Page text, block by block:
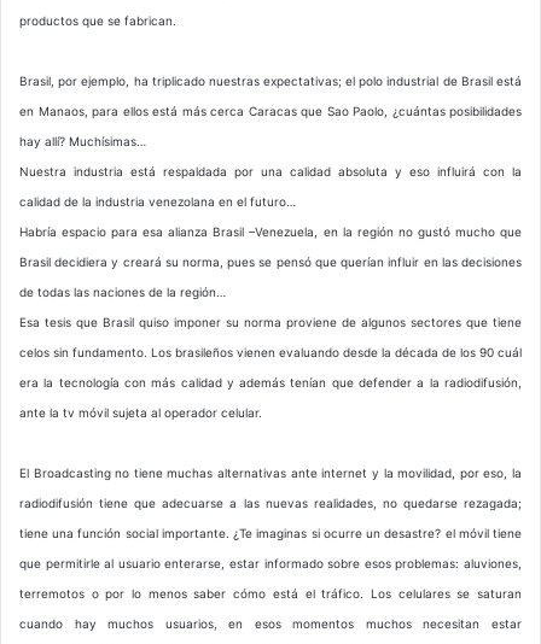
productos que se fabrican.
Brasil, por ejemplo, ha triplicado nuestras expectativas; el polo industrial de Brasil está
en Manaos, para ellos está más cerca Caracas que Sao Paolo, ¿cuántas posibilidades
hay allí? Muchísimas…
Nuestra industria está respaldada por una calidad absoluta y eso influirá con la
calidad de la industria venezolana en el futuro…
Habría espacio para esa alianza Brasil –Venezuela, en la región no gustó mucho que
Brasil decidiera y creará su norma, pues se pensó que querían influir en las decisiones
de todas las naciones de la región…
Esa tesis que Brasil quiso imponer su norma proviene de algunos sectores que tiene
celos sin fundamento. Los brasileños vienen evaluando desde la década de los 90 cuál
era la tecnología con más calidad y además tenían que defender a la radiodifusión,
ante la tv móvil sujeta al operador celular.
El Broadcasting no tiene muchas alternativas ante internet y la movilidad, por eso, la
radiodifusión tiene que adecuarse a las nuevas realidades, no quedarse rezagada;
tiene una función social importante. ¿Te imaginas si ocurre un desastre? el móvil tiene
que permitirle al usuario enterarse, estar informado sobre esos problemas: aluviones,
terremotos o por lo menos saber cómo está el tráfico. Los celulares se saturan
cuando hay muchos usuarios, en esos momentos muchos necesitan estar